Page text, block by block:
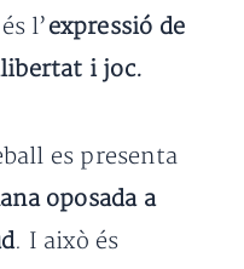
l’expressió de
i joc.
es presenta
oposada a
. I això és